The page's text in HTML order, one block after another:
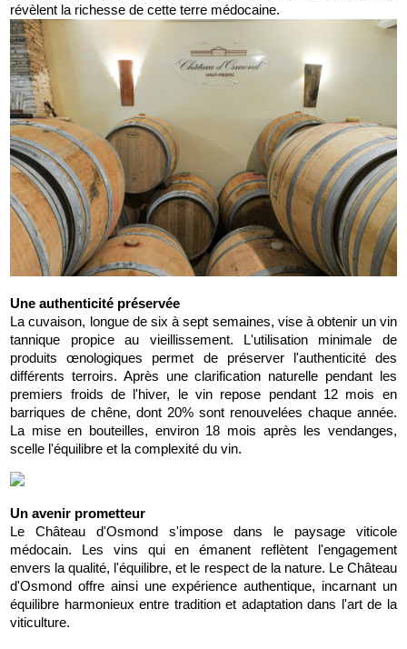
révèlent la richesse de cette terre médocaine.
Une authenticité préservée
La cuvaison, longue de six à sept semaines, vise à obtenir un vin
tannique propice au vieillissement. L'utilisation minimale de
produits œnologiques permet de préserver l'authenticité des
différents terroirs. Après une clarification naturelle pendant les
premiers froids de l'hiver, le vin repose pendant 12 mois en
barriques de chêne, dont 20% sont renouvelées chaque année.
La mise en bouteilles, environ 18 mois après les vendanges,
scelle l'équilibre et la complexité du vin.
Un avenir prometteur
Le Château d'Osmond s'impose dans le paysage viticole
médocain. Les vins qui en émanent reflètent l'engagement
envers la qualité, l'équilibre, et le respect de la nature. Le Château
d'Osmond offre ainsi une expérience authentique, incarnant un
équilibre harmonieux entre tradition et adaptation dans l'art de la
viticulture.